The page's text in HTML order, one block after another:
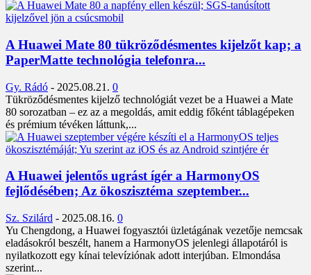
A Huawei Mate 80 tükröződésmentes kijelzőt kap; a
PaperMatte technológia telefonra...
Gy. Rádó - 2025.08.21. 0
Tükröződésmentes kijelző technológiát vezet be a Huawei a Mate
80 sorozatban – ez az a megoldás, amit eddig főként táblagépeken
és prémium tévéken láttunk,...
A Huawei jelentős ugrást ígér a HarmonyOS
fejlődésében; Az ökoszisztéma szeptember...
Sz. Szilárd - 2025.08.16. 0
Yu Chengdong, a Huawei fogyasztói üzletágának vezetője nemcsak
eladásokról beszélt, hanem a HarmonyOS jelenlegi állapotáról is
nyilatkozott egy kínai televíziónak adott interjúban. Elmondása
szerint...